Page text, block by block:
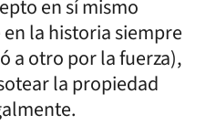
en sí mismo
la historia siempre
a otro por la fuerza),
la propiedad